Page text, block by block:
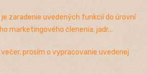
je zaradenie uvedených funkcií do úrovní
marketingového členenia: jadr...
večer, prosím o vypracovanie uvedenej